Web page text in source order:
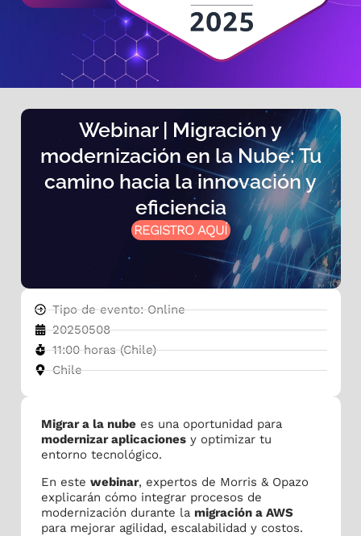
Webinar | Migración y
modernización en la Nube: Tu
camino hacia la innovación y
eficiencia
REGISTRO AQUÍ
Tipo de evento: Online
20250508
11:00 horas (Chile)
Chile
Migrar a la nube es una oportunidad para
modernizar aplicaciones y optimizar tu
entorno tecnológico.
En este webinar, expertos de Morris & Opazo
explicarán cómo integrar procesos de
modernización durante la migración a AWS
para mejorar agilidad, escalabilidad y costos.